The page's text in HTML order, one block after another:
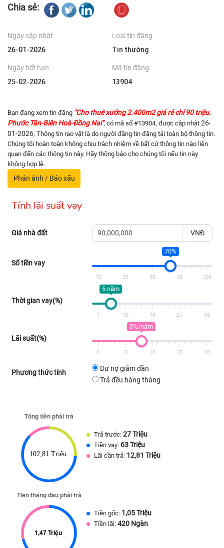
Chia sẻ:
Ngày cập nhật
26-01-2026
Loại tin đăng
Tin thường
Ngày hết hạn
25-02-2026
Mã tin đăng
13904
Bạn đang xem tin đăng "Cho thuê xưởng 2.400m2 giá rẻ chỉ 90 triệu.
Phước Tân-Biên Hoà-Đồng Nai", có mã số #13904, được cập nhật 26-
01-2026. Thông tin rao vặt là do người đăng tin đăng tải toàn bộ thông tin.
Chúng tôi hoàn toàn không chịu trách nhiệm về bất cứ thông tin nào liên
quan đến các thông tin này. Hãy thông báo cho chúng tôi nếu tin này
không hợp lệ.
Phản ánh / Báo xấu
Tính lãi suất vay
Giá nhà đất VNĐ
Số tiền vay
70%
10 33 55 78 100
Thời gian vay(%)
5 năm
1 10 18 27 35
Lãi suất(%)
8%/năm
0 5 10 15 20
Phương thức tính
Dư nợ giảm dần
Trả đều hàng tháng
Trả trước: 27 Triệu
Tiền vay: 63 Triệu
Lãi cần trả: 12,81 Triệu
Tiền gốc: 1,05 Triệu
Tiền lãi: 420 Ngàn